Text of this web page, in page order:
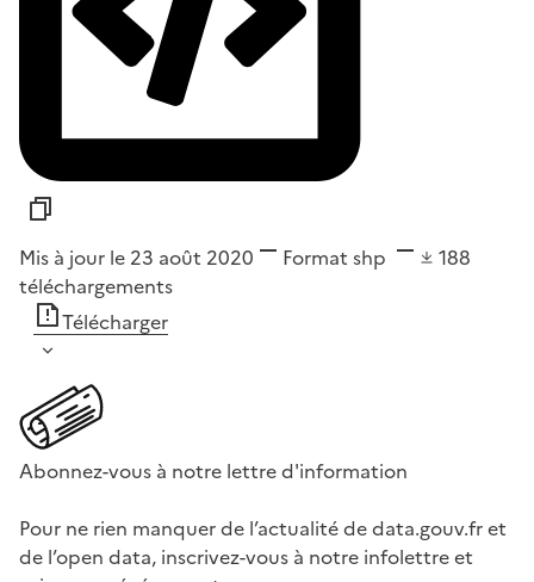
Mis à jour le 23 août 2020 Format shp
188
téléchargements
Télécharger
Abonnez-vous à notre lettre d'information
Pour ne rien manquer de l’actualité de data.gouv.fr et
de l’open data, inscrivez-vous à notre infolettre et